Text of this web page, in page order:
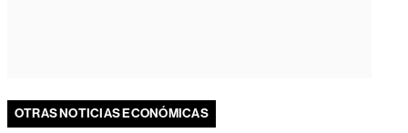
OTRAS NOTICIAS ECONÓMICAS